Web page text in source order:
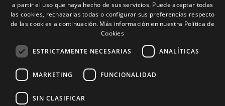
Contacto
Camino de los Huertos, S/N. Apdo 100
50620 - Casetas (Zaragoza) SPAIN
+(34) 976 462 121
ITALIAN
a partir el uso que haya hecho de sus servicios. Puede aceptar todas
las cookies, rechazarlas todas o configurar sus preferencias respecto
de las cookies a continuación. Más información en nuestra Política de
Cookies
ESTRICTAMENTE NECESARIAS ANALÍTICAS
MARKETING FUNCIONALIDAD
SIN CLASIFICAR